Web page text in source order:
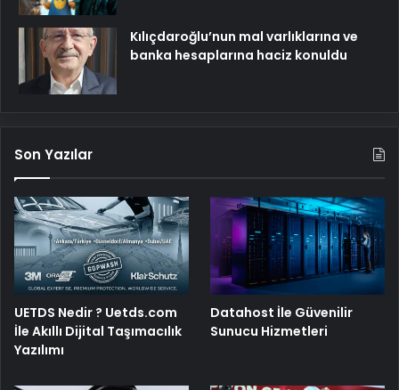
Kılıçdaroğlu’nun mal varlıklarına ve
banka hesaplarına haciz konuldu
Son Yazılar
UETDS Nedir ? Uetds.com
İle Akıllı Dijital Taşımacılık
Yazılımı
Datahost İle Güvenilir
Sunucu Hizmetleri